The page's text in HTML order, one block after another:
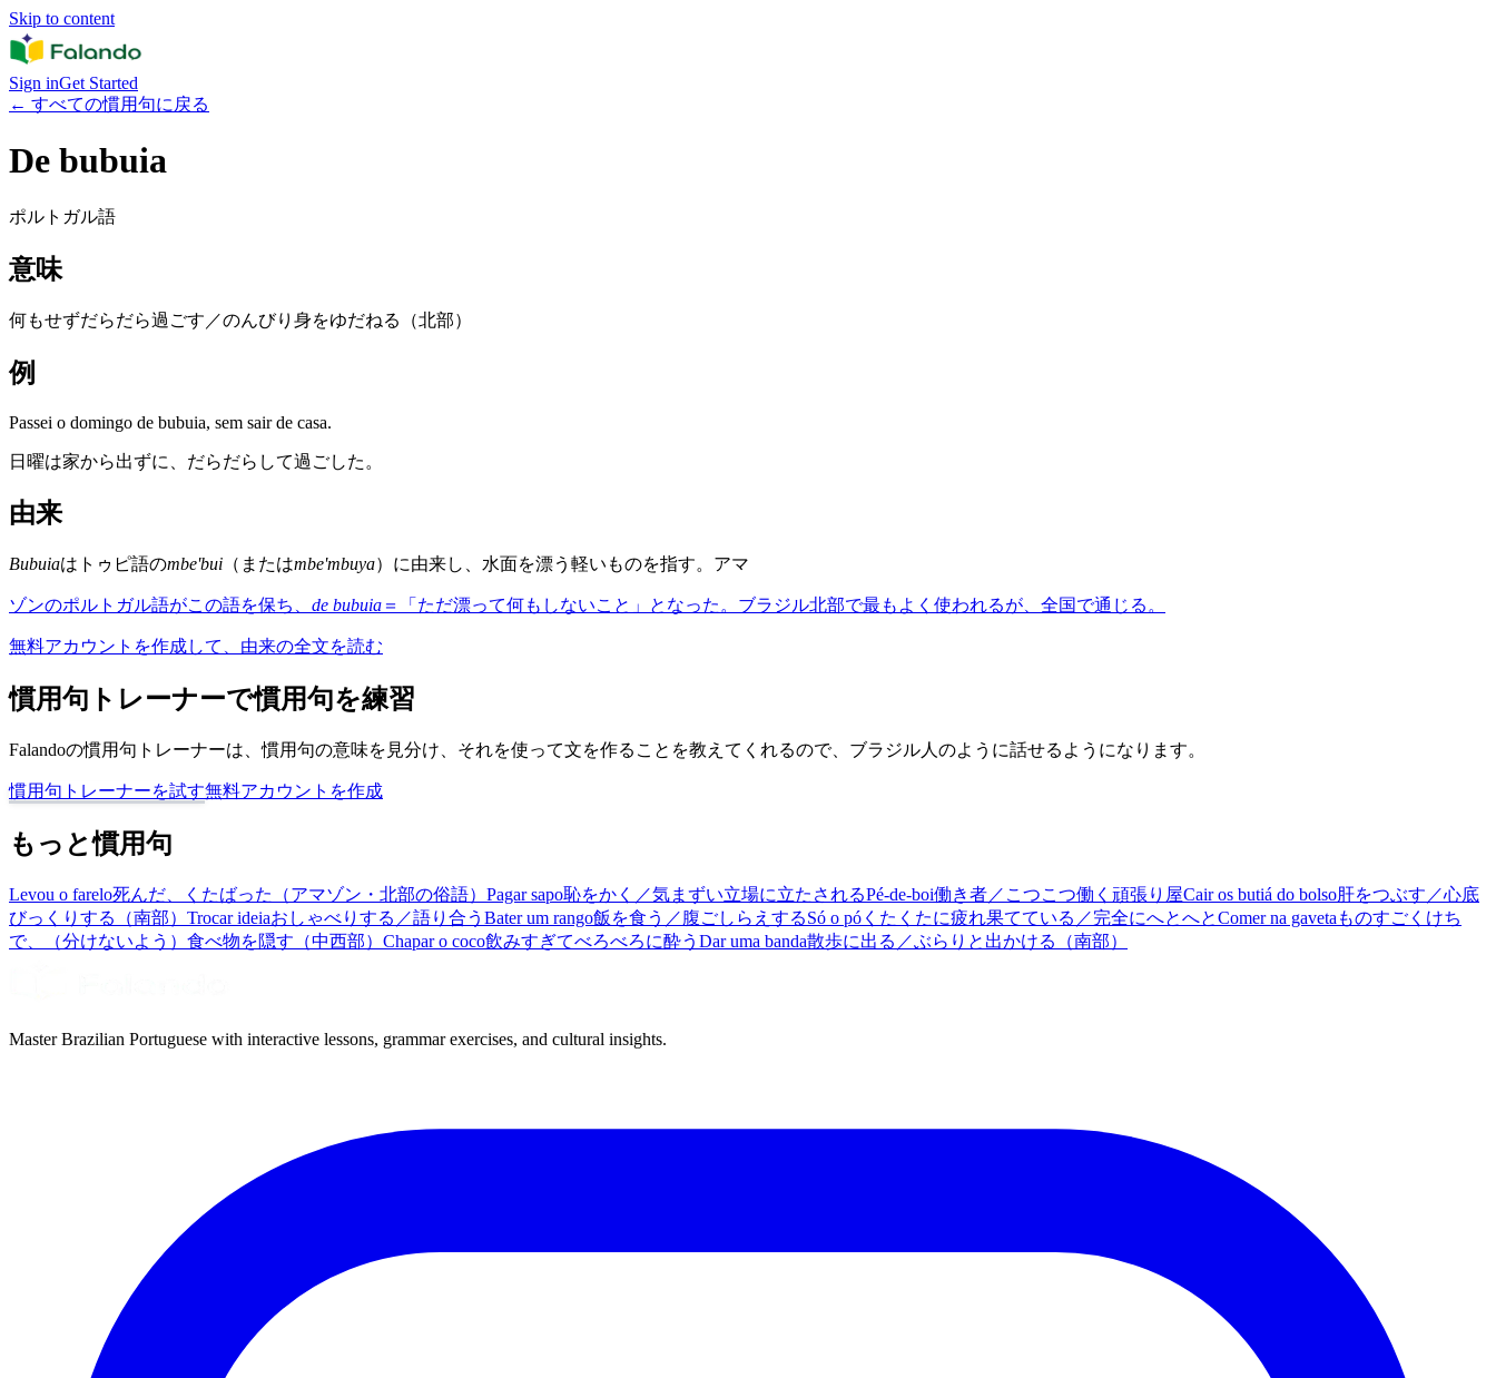
Skip to content
Sign inGet Started
← すべての慣用句に戻る
De bubuia
ポルトガル語
意味
何もせずだらだら過ごす／のんびり身をゆだねる（北部）
例
Passei o domingo de bubuia, sem sair de casa.
日曜は家から出ずに、だらだらして過ごした。
由来
Bubuiaはトゥピ語のmbe'bui （またはmbe'mbuya）に由来し、水面を漂う軽いものを指す。アマ
ゾンのポルトガル語がこの語を保ち、 de bubuia ＝「ただ漂って何もしないこと」となった。ブラジル北部で最もよく使われるが、全国で通じる。
無料アカウントを作成して、由来の全文を読む
慣用句トレーナーで慣用句を練習
Falandoの慣用句トレーナーは、慣用句の意味を見分け、それを使って文を作ることを教えてくれるので、ブラジル人のように話せるようになります。
慣用句トレーナーを試す無料アカウントを作成
もっと慣用句
Levou o farelo死んだ、くたばった（アマゾン・北部の俗語） Pagar sapo恥をかく／気まずい立場に立たされるPé-de-boi働き者／こつこつ働く頑張り屋Cair os butiá do bolso肝をつぶす／心底
びっくりする（南部） Trocar ideiaおしゃべりする／語り合う Bater um rango飯を食う／腹ごしらえするSó o pó くたくたに疲れ果てている／完全にへとへとComer na gaveta ものすごくけち
で、（分けないよう）食べ物を隠す（中西部） Chapar o coco飲みすぎてべろべろに酔う Dar uma banda散歩に出る／ぶらりと出かける（南部）
Master Brazilian Portuguese with interactive lessons, grammar exercises, and cultural insights.